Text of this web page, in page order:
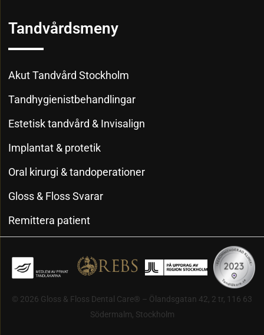
Tandvårdsmeny
Akut Tandvård Stockholm
Tandhygienistbehandlingar
Estetisk tandvård & Invisalign
Implantat & protetik
Oral kirurgi & tandoperationer
Gloss & Floss Svarar
Remittera patient
© 2026 Gloss & Floss Dental Care® – Ölandsgatan 42, 2 tr, 116 63
Södermalm, Stockholm